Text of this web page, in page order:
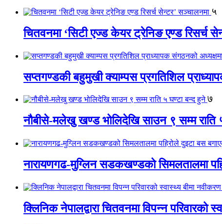
५
चितवनमा ‘सिटी एज्ड केयर ट्रेनिङ एण्ड रिसर्च
सप्तगण्डकी बहुमुखी क्याम्पस प्रगतिशिल
७
नौबीसे-मलेखु खण्ड भोलिदेखि साउन ९ सम्म राति
नारायणगढ-मुग्लिन सडकखण्डको सिमलतालमा
क्लिनिक नेपालद्वारा चितवनमा विपन्न परिवारको